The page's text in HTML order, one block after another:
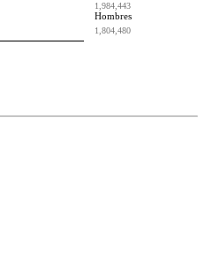
1,984,443
Hombres
1,804,480